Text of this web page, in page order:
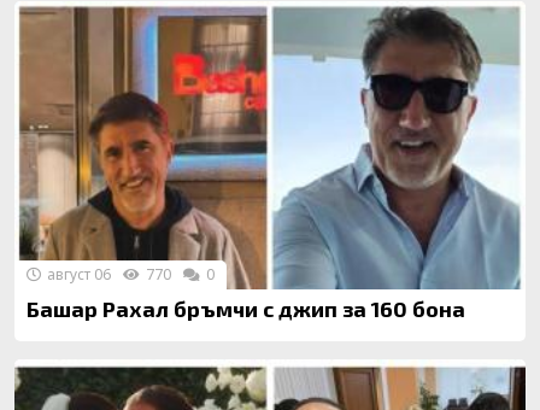
Башар Рахал бръмчи с джип за 160 бона
август 06 770 0